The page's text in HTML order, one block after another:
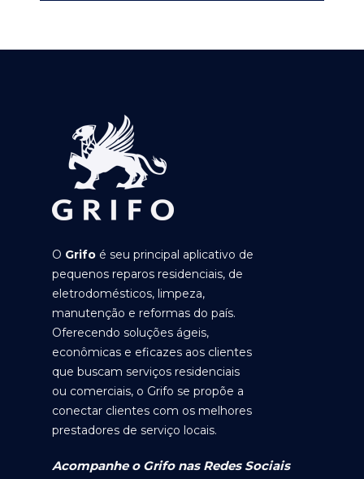
O Grifo é seu principal aplicativo de
pequenos reparos residenciais, de
eletrodomésticos, limpeza,
manutenção e reformas do país.
Oferecendo soluções ágeis,
econômicas e eficazes aos clientes
que buscam serviços residenciais
ou comerciais, o Grifo se propõe a
conectar clientes com os melhores
prestadores de serviço locais.
Acompanhe o Grifo nas Redes Sociais